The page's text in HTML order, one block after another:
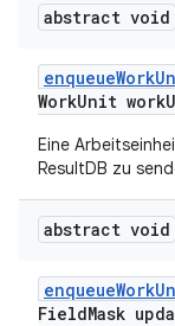
abstract void
enqueueWork
WorkUnit work
Eine
ResultDB zu
abstract void
enqueueWork
FieldMask